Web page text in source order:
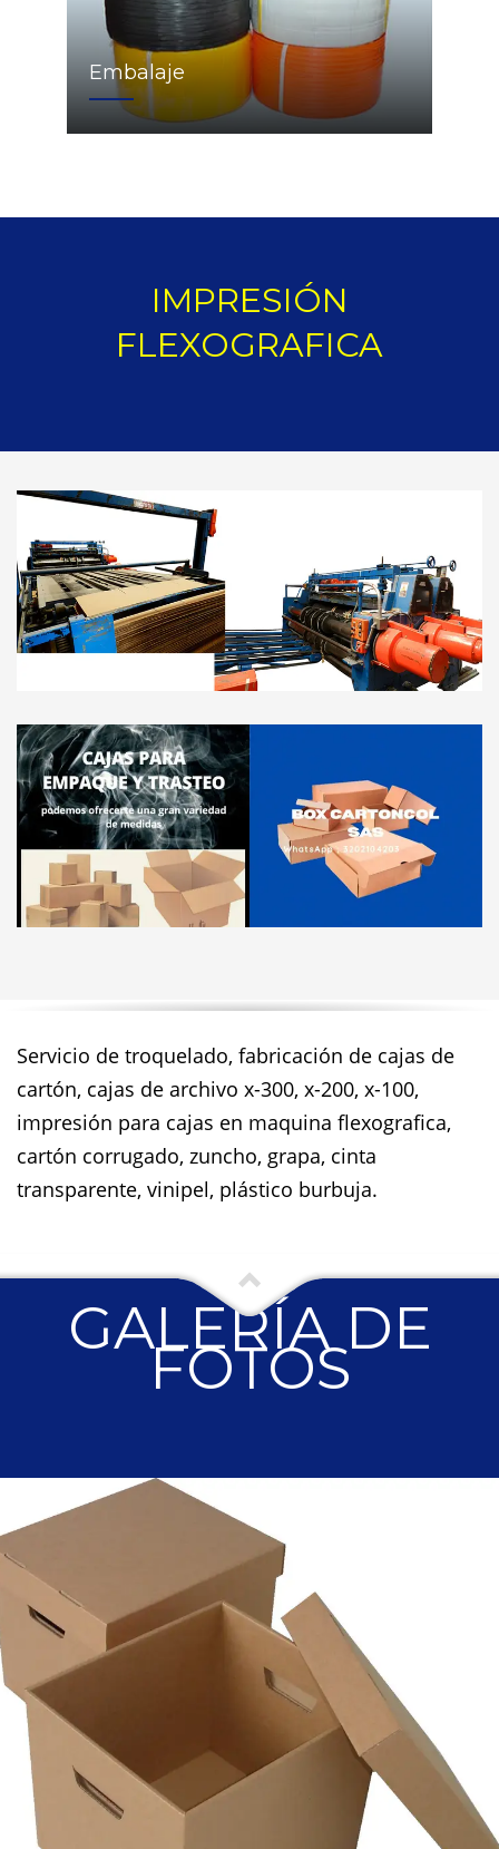
Embalaje
IMPRESIÓN
FLEXOGRAFICA
Servicio de troquelado, fabricación de cajas de
cartón, cajas de archivo x-300, x-200, x-100,
impresión para cajas en maquina flexografica,
cartón corrugado, zuncho, grapa, cinta
transparente, vinipel, plástico burbuja.
GALERÍA DE
FOTOS